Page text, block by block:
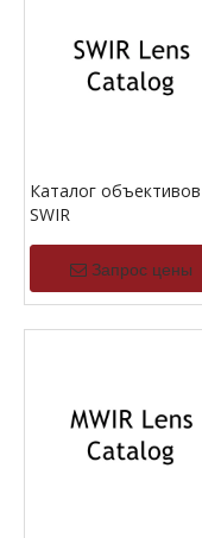
Каталог объективов
SWIR
Запрос цены